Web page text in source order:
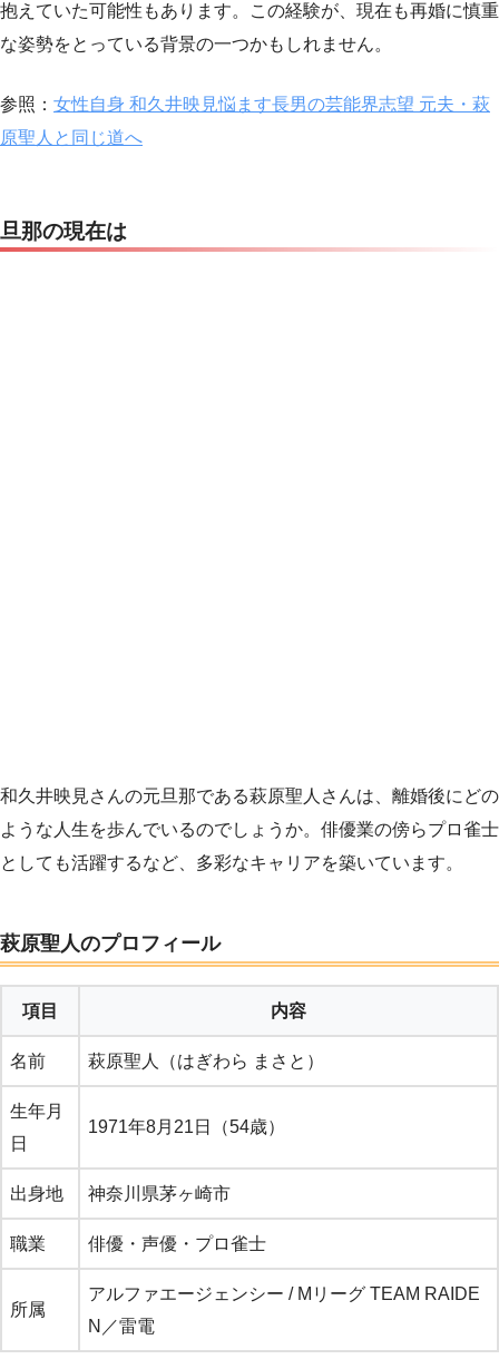
抱えていた可能性もあります。この経験が、現在も再婚に慎重
な姿勢をとっている背景の一つかもしれません。
参照： 女性自身 和久井映見悩ます長男の芸能界志望 元夫・萩
原聖人と同じ道へ
旦那の現在は
和久井映見さんの元旦那である萩原聖人さんは、離婚後にどの
ような人生を歩んでいるのでしょうか。俳優業の傍らプロ雀士
としても活躍するなど、多彩なキャリアを築いています。
萩原聖人のプロフィール
項目 内容
名前 萩原聖人（はぎわら まさと）
生年月
日
1971年8月21日（54歳）
出身地 神奈川県茅ヶ崎市
職業 俳優・声優・プロ雀士
所属
アルファエージェンシー / Mリーグ TEAM RAIDE
N／雷電